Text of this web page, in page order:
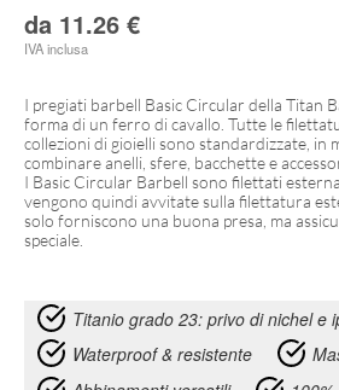
da 11.26 €
IVA inclusa
I pregiati barbell Basic Circular della Titan
forma di un ferro di cavallo. Tutte le
collezioni di gioielli sono standardizzate, in
combinare anelli, sfere, bacchette e
I Basic Circular Barbell sono filettati
vengono quindi avvitate sulla filettatura
solo forniscono una buona presa, ma
speciale.
Titanio grado 23: privo di nichel e
Waterproof & resistente